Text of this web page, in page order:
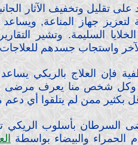
على تقليل وتخفيف الآثار
جهاز المناعة, ويساعد
السليمة. وتشير
واستجاب جسدهم
فإن العلاج بالريكي
شخص منا يعرف مرضى
بكثير ممن لم يتلقوا أي دعم
السرطان بأسلوب الريكي
الحمراء والبيضاء بواسطة